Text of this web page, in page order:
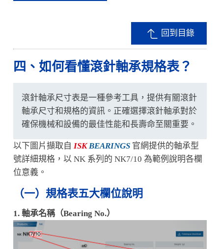
回到目錄
四、如何看懂滾針軸承規格表？
滾針軸承尺寸表是一種參考工具，提供有關滾針
軸承尺寸和規格的資訊。正確選擇滾針軸承對於
確保機械和設備的最佳性能和長壽命至關重要。
以下圖片擷取自 ISK BEARINGS官網提供的軸承型
號詳細規格，以 NK 系列的 NK7/10 為範例說明各欄
位意義。
（一）規格表五大欄位說明
1. 軸承名稱（Bearing No.）